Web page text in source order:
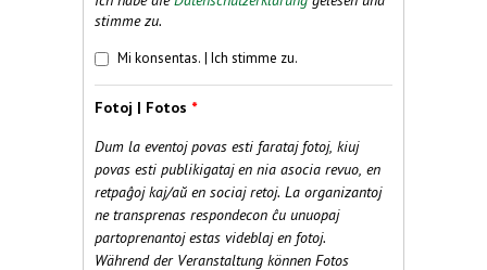
stimme zu.
Datumprotekto | Datenschutz*
Mi konsentas. | Ich stimme zu.
Fotoj | Fotos *
Dum la eventoj povas esti farataj fotoj, kiuj
povas esti publikigataj en nia asocia revuo, en
retpaĝoj kaj/aŭ en sociaj retoj. La organizantoj
ne transprenas respondecon ĉu unuopaj
partoprenantoj estas videblaj en fotoj.
Während der Veranstaltung können Fotos